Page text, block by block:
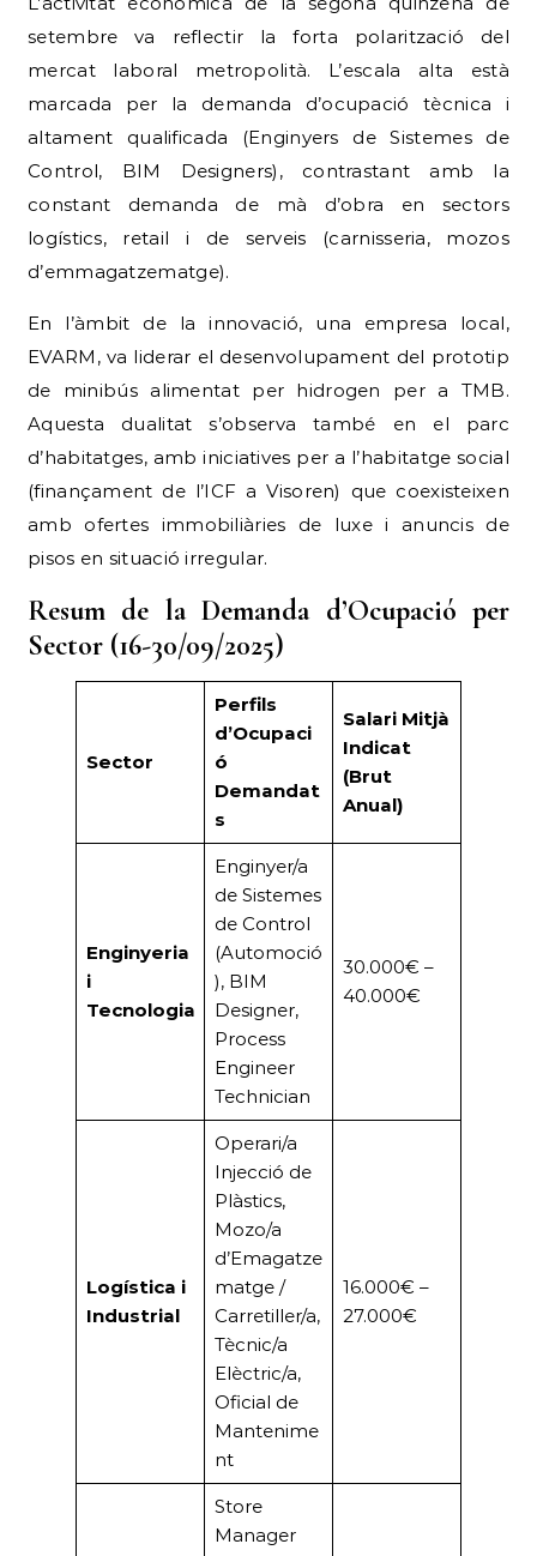
setembre va reflectir la forta polarització del
mercat laboral metropolità. L’escala alta està
marcada per la demanda d’ocupació tècnica i
altament qualificada (Enginyers de Sistemes de
Control, BIM Designers), contrastant amb la
constant demanda de mà d’obra en sectors
logístics, retail i de serveis (carnisseria, mozos
d’emmagatzematge).
En l’àmbit de la innovació, una empresa local,
EVARM, va liderar el desenvolupament del prototip
de minibús alimentat per hidrogen per a TMB.
Aquesta dualitat s’observa també en el parc
d’habitatges, amb iniciatives per a l’habitatge social
(finançament de l’ICF a Visoren) que coexisteixen
amb ofertes immobiliàries de luxe i anuncis de
pisos en situació irregular.
Resum de la Demanda d’Ocupació per
Sector (16-30/09/2025)
Sector
Perfils
d’Ocupaci
ó
Demandat
s
Salari Mitjà
Indicat
(Brut
Anual)
Enginyeria
i
Tecnologia
Enginyer/a
de Sistemes
de Control
(Automoció
), BIM
Designer,
Process
Engineer
Technician
30.000€ –
40.000€
Logística i
Industrial
Operari/a
Injecció de
Plàstics,
Mozo/a
d’Emagatze
matge /
Carretiller/a,
Tècnic/a
Elèctric/a,
Oficial de
Mantenime
nt
16.000€ –
27.000€
Store
Manager